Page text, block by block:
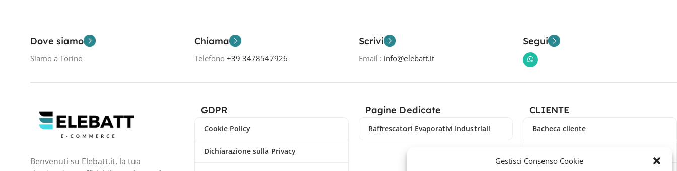
Gestisci Consenso Cookie
Dove siamo
Siamo a Torino
Chiama
Telefono +39 3478547926
Scrivi
Email : info@elebatt.it
Segui
Benvenuti su Elebatt.it, la tua
GDPR
Cookie Policy
Dichiarazione sulla Privacy
Pagine Dedicate
Raffrescatori Evaporativi Industriali
CLIENTE
Bacheca cliente